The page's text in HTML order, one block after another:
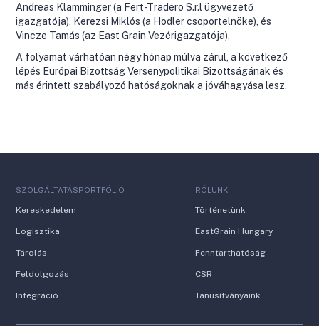
Andreas Klamminger (a Fert-Tradero S.r.l ügyvezető
igazgatója), Kerezsi Miklós (a Hodler csoportelnöke), és
Vincze Tamás (az East Grain Vezérigazgatója).
A folyamat várhatóan négy hónap múlva zárul, a következő
lépés Európai Bizottság Versenypolitikai Bizottságának és
más érintett szabályozó hatóságoknak a jóváhagyása lesz.
SZOLGÁLTATÁSPORTFÓLIÓ
Kereskedelem
Logisztika
Tárolás
Feldolgozás
Integráció
RÓLUNK
Történetünk
EastGrain Hungary
Fenntarthatóság
CSR
Tanusítványaink